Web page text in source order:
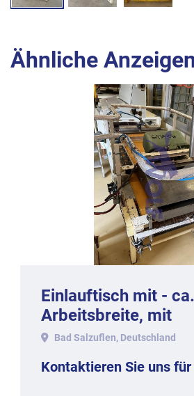
Ähnliche
Einlauftisch mit -
Arbeitsbreite, mit
Bad Salzuflen, Deutschland
Kontaktieren Sie uns